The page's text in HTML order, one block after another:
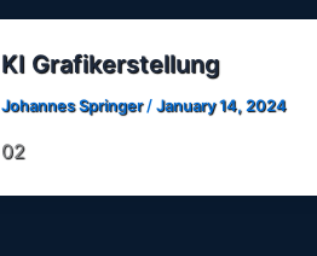
KI Grafikerstellung
Johannes Springer/January 14, 2024
02